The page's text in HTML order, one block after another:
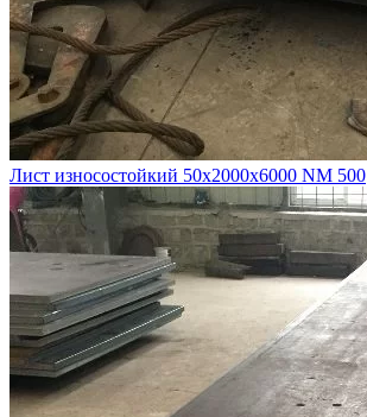
Лист износостойкий 50х2000х6000 NM 500